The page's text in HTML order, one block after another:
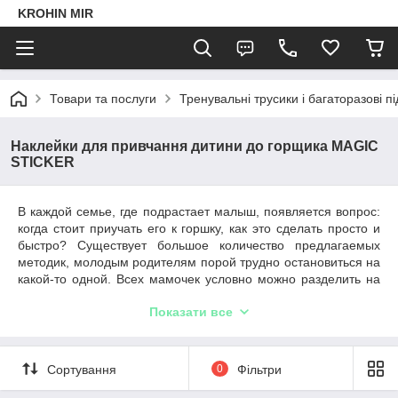
KROHIN MIR
Товари та послуги Тренувальні трусики і багаторазові
Наклейки для привчання дитини до горщика MAGIC
STICKER
В каждой семье, где подрастает малыш, появляется вопрос:
когда стоит приучать его к горшку, как это сделать просто и
быстро? Существует большое количество предлагаемых
методик, молодым родителям порой трудно остановиться на
какой-то одной. Всех мамочек условно можно разделить на
дела на горшок, и тех, кто наоборот оттягивает момент
Показати все
Сортування 0 Фільтри